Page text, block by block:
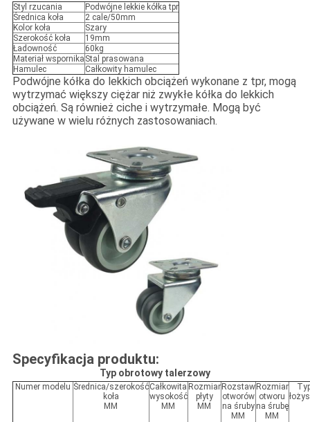
Styl rzucania
Podwójne lekkie kółka tpr
Średnica koła
2 cale/50mm
Kolor koła
Szary
Szerokość koła
19mm
Ładowność
60kg
Materiał wspornika Stal prasowana
Hamulec
Całkowity hamulec
Podwójne kółka do lekkich obciążeń wykonane z tpr, mogą
wytrzymać większy ciężar niż zwykłe kółka do lekkich
obciążeń. Są również ciche i wytrzymałe. Mogą być
używane w wielu różnych zastosowaniach.
Specyfikacja produktu:
Typ obrotowy talerzowy
Numer modelu Średnica/szerokość
koła
MM
Całkowita
wysokość
MM
Rozmiar
płyty
MM
Rozstaw
otworów
na śruby
MM
Rozmiar
otworu
na śrubę
MM